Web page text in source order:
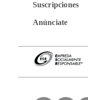
Suscripciones
Anúnciate